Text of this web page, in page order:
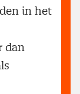
in het
dan